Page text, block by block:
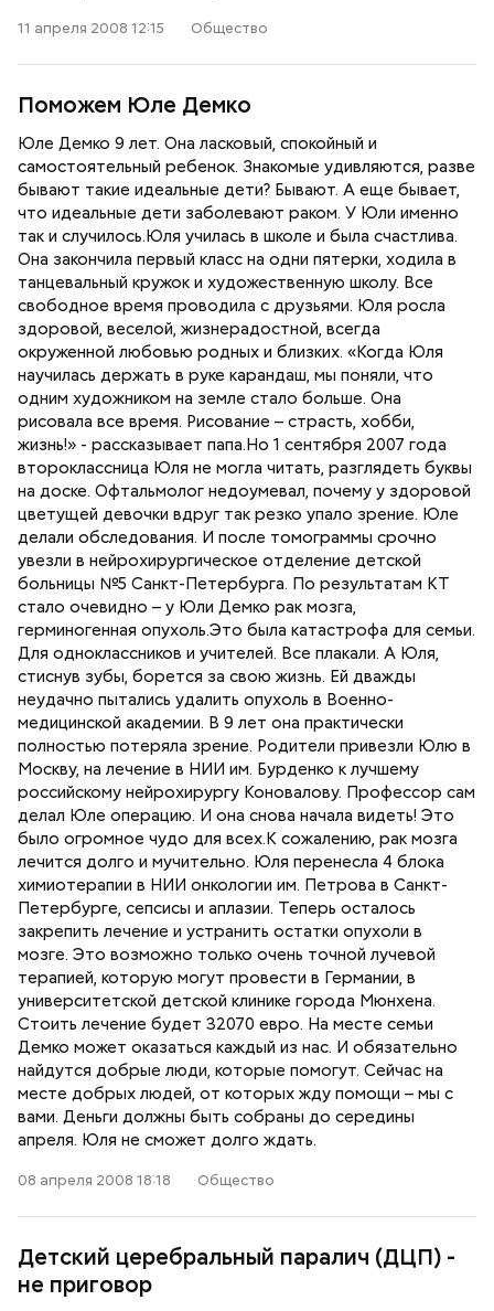
11 апреля 2008 12:15 Общество
Поможем Юле Демко
Юле Демко 9 лет. Она ласковый, спокойный и
самостоятельный ребенок. Знакомые удивляются, разве
бывают такие идеальные дети? Бывают. А еще бывает,
что идеальные дети заболевают раком. У Юли именно
так и случилось.Юля училась в школе и была счастлива.
Она закончила первый класс на одни пятерки, ходила в
танцевальный кружок и художественную школу. Все
свободное время проводила с друзьями. Юля росла
здоровой, веселой, жизнерадостной, всегда
окруженной любовью родных и близких. «Когда Юля
научилась держать в руке карандаш, мы поняли, что
одним художником на земле стало больше. Она
рисовала все время. Рисование – страсть, хобби,
жизнь!» - рассказывает папа.Но 1 сентября 2007 года
второклассница Юля не могла читать, разглядеть буквы
на доске. Офтальмолог недоумевал, почему у здоровой
цветущей девочки вдруг так резко упало зрение. Юле
делали обследования. И после томограммы срочно
увезли в нейрохирургическое отделение детской
больницы №5 Санкт-Петербурга. По результатам КТ
стало очевидно – у Юли Демко рак мозга,
герминогенная опухоль.Это была катастрофа для семьи.
Для одноклассников и учителей. Все плакали. А Юля,
стиснув зубы, борется за свою жизнь. Ей дважды
неудачно пытались удалить опухоль в Военно-
медицинской академии. В 9 лет она практически
полностью потеряла зрение. Родители привезли Юлю в
Москву, на лечение в НИИ им. Бурденко к лучшему
российскому нейрохирургу Коновалову. Профессор сам
делал Юле операцию. И она снова начала видеть! Это
было огромное чудо для всех.К сожалению, рак мозга
лечится долго и мучительно. Юля перенесла 4 блока
химиотерапии в НИИ онкологии им. Петрова в Санкт-
Петербурге, сепсисы и аплазии. Теперь осталось
закрепить лечение и устранить остатки опухоли в
мозге. Это возможно только очень точной лучевой
терапией, которую могут провести в Германии, в
университетской детской клинике города Мюнхена.
Стоить лечение будет 32070 евро. На месте семьи
Демко может оказаться каждый из нас. И обязательно
найдутся добрые люди, которые помогут. Сейчас на
месте добрых людей, от которых жду помощи – мы с
вами. Деньги должны быть собраны до середины
апреля. Юля не сможет долго ждать.
08 апреля 2008 18:18 Общество
Детский церебральный паралич (ДЦП) -
не приговор